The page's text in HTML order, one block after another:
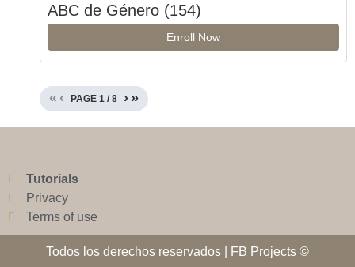
ABC de Género (154)
Enroll Now
« ‹ › »
PAGE 1 / 8
Tutorials
Privacy
Terms of use
Todos los derechos reservados | FB Projects ©